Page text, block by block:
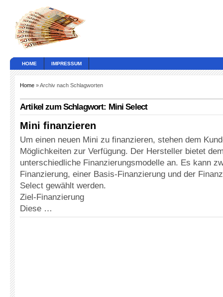
HOME IMPRESSUM
Home » Archiv nach Schlagworten
Artikel zum Schlagwort: Mini Select
Mini finanzieren
Um einen neuen Mini zu finanzieren, stehen dem
Möglichkeiten zur Verfügung. Der Hersteller bietet
unterschiedliche Finanzierungsmodelle an. Es kann
Finanzierung, einer Basis-Finanzierung und der
Select gewählt werden.
Ziel-Finanzierung
Diese …